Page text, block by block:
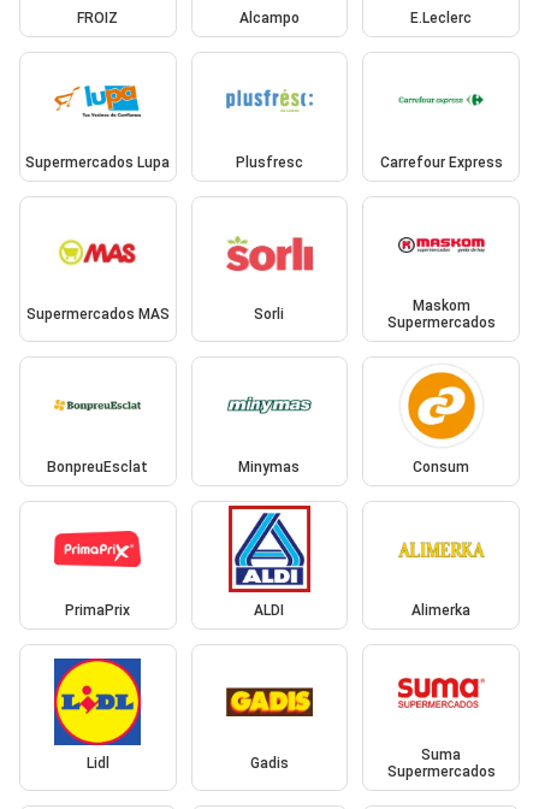
FROIZ Alcampo E.Leclerc
Supermercados Lupa Plusfresc Carrefour Express
Supermercados MAS Sorli
Maskom
Supermercados
BonpreuEsclat Minymas Consum
PrimaPrix ALDI Alimerka
Lidl Gadis
Suma
Supermercados